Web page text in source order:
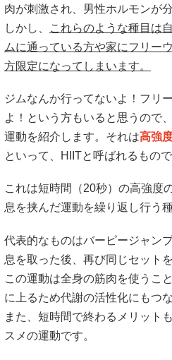
肉が刺激され、男性ホルモンが
しかし、
これらのような種目は
ムに通っている方や家にフリー
方限定になってしまいます。
ジムなんか行ってないよ！フリ
よ！という方もいると思うので
運動を紹介します。それは高強
といって、HIITと呼ばれるもので
これは短時間（20秒）の高強度
息を挟んだ運動を繰り返し行う
代表的なものはバーピージャン
息を取った後、再び同じセット
この運動は全身の筋肉を使うこ
に上るため代謝の活性化にもつ
また、短時間で終わるメリット
スメの運動です。